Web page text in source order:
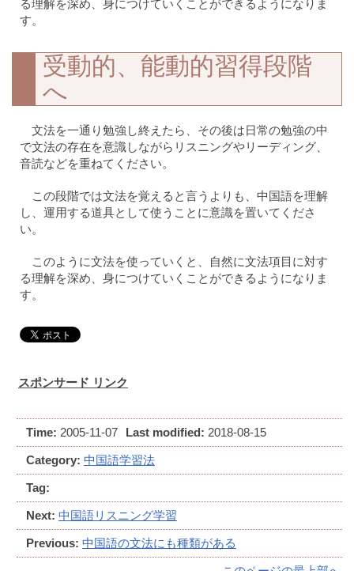
る理解を深め、身につけていくことができるようになりま
す。
受動的、能動的習得段階
へ
文法を一通り勉強し終えたら、その後は日常の勉強の中
で文法の存在を意識しながらリスニングやリーディング、
音読などを重ねてください。
この段階では文法を覚えると言うよりも、中国語を理解
し、運用する道具として使うことに意識を置いてくださ
い。
このように文法を使っていくと、自然に文法項目に対す
る理解を深め、身につけていくことができるようになりま
す。
スポンサード リンク
Time: 2005-11-07 Last modified: 2018-08-15
Category: 中国語学習法
Tag:
Next: 中国語リスニング学習
Previous: 中国語の文法にも種類がある